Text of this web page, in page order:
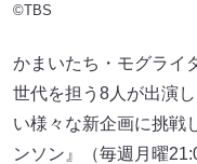
©TBS
かまいたち・モグライ
世代を担う8人が出演
い様々な新企画に挑戦
ンソン』（毎週月曜